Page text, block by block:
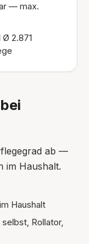
— max.
2.871
ab —
im Haushalt.
Haushalt
Rollator,